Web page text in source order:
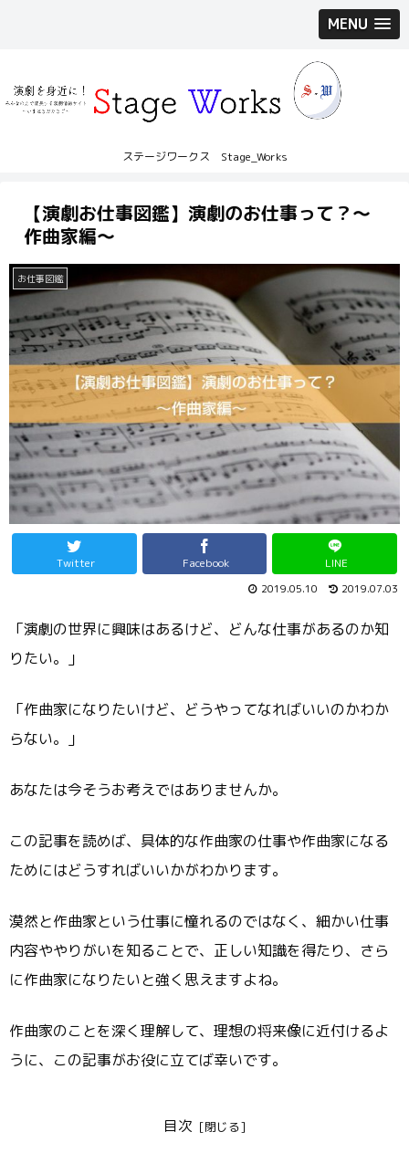
MENU
ステージワークス Stage_Works
【演劇お仕事図鑑】演劇のお仕事って？〜
作曲家編〜
お仕事図鑑
Twitter Facebook LINE
2019.05.10 2019.07.03
「演劇の世界に興味はあるけど、どんな仕事があるのか知
りたい。」
「作曲家になりたいけど、どうやってなればいいのかわか
らない。」
あなたは今そうお考えではありませんか。
この記事を読めば、具体的な作曲家の仕事や作曲家になる
ためにはどうすればいいかがわかります。
漠然と作曲家という仕事に憧れるのではなく、細かい仕事
内容ややりがいを知ることで、正しい知識を得たり、さら
に作曲家になりたいと強く思えますよね。
作曲家のことを深く理解して、理想の将来像に近付けるよ
うに、この記事がお役に立てば幸いです。
目次